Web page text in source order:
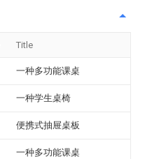
Title
一种多功能课桌
一种学生桌椅
便携式抽屉桌板
一种多功能课桌